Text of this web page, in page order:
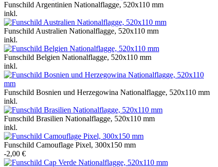
Funschild Argentinien Nationalflagge, 520x110 mm
inkl.
Funschild Australien Nationalflagge, 520x110 mm
inkl.
Funschild Belgien Nationalflagge, 520x110 mm
inkl.
Funschild Bosnien und Herzegowina Nationalflagge, 520x110 mm
inkl.
Funschild Brasilien Nationalflagge, 520x110 mm
inkl.
Funschild Camouflage Pixel, 300x150 mm
-2,00 €